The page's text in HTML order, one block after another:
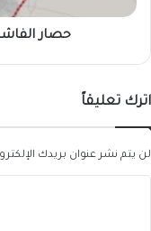
حصار
اترك تعليقاً
لن يتم نشر عنوان بريدك